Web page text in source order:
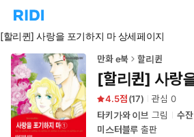
리
홈
로
이
동
[할리퀸] 사랑을 포기하지 마 상세페이지
만화 e북 할리퀸
[할리퀸] 사랑
4.5 (17) 관심 0
타키가와 이브 그림 수
미스터블루 출판